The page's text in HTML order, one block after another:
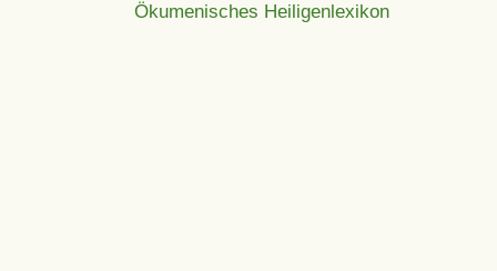
Ökumenisches Heiligenlexikon